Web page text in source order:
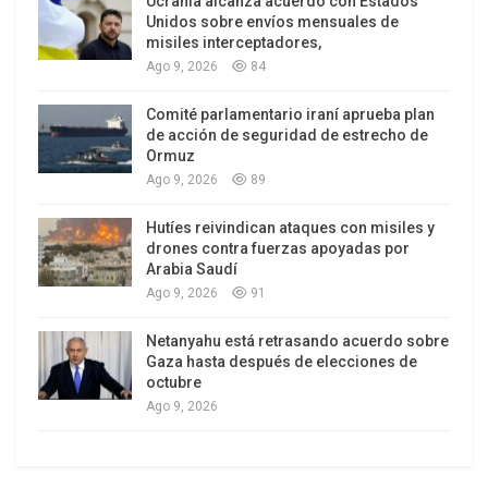
https://bit.ly/3CNFT0V) sobre el cambio
climático ofrecen a esta generación una
oportunidad para destrabar una nueva era de
mundo. Creemos que una transición ecológica
justa que no deje a nadie atrás puede ser una
poderosa fuerza para aliviar la pobreza y sostener
un desarrollo inclusivo y sostenible. Para que
todos los países puedan aprovechar esta
oportunidad, se necesitan inversiones a largo
plazo en cada lugar. Y tomando como inspiración
el histórico marco mundial Kunming-Montreal de
la diversidad biológica (https://bit.ly/3Jqd1PN),
también necesitamos nuevos modelos
Unidos sobre envíos mensuales de
misiles interceptadores,
Ago 9, 2026 84
Comité parlamentario iraní aprueba plan
de acción de seguridad de estrecho de
Ormuz
Ago 9, 2026 89
Hutíes reivindican ataques con misiles y
drones contra fuerzas apoyadas por
Arabia Saudí
Ago 9, 2026 91
Netanyahu está retrasando acuerdo sobre
Gaza hasta después de elecciones de
octubre
Ago 9, 2026